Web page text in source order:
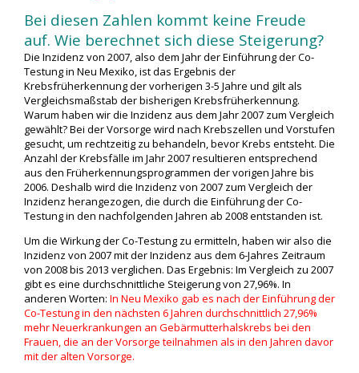
Bei diesen Zahlen kommt keine Freude
auf. Wie berechnet sich diese Steigerung?
Die Inzidenz von 2007, also dem Jahr der Einführung der Co-
Testung in Neu Mexiko, ist das Ergebnis der
Krebsfrüherkennung der vorherigen 3-5 Jahre und gilt als
Vergleichsmaßstab der bisherigen Krebsfrüherkennung.
Warum haben wir die Inzidenz aus dem Jahr 2007 zum Vergleich
gewählt? Bei der Vorsorge wird nach Krebszellen und Vorstufen
gesucht, um rechtzeitig zu behandeln, bevor Krebs entsteht. Die
Anzahl der Krebsfälle im Jahr 2007 resultieren entsprechend
aus den Früherkennungsprogrammen der vorigen Jahre bis
2006. Deshalb wird die Inzidenz von 2007 zum Vergleich der
Inzidenz herangezogen, die durch die Einführung der Co-
Testung in den nachfolgenden Jahren ab 2008 entstanden ist.
Um die Wirkung der Co-Testung zu ermitteln, haben wir also die
Inzidenz von 2007 mit der Inzidenz aus dem 6-Jahres Zeitraum
von 2008 bis 2013 verglichen. Das Ergebnis: Im Vergleich zu 2007
gibt es eine durchschnittliche Steigerung von 27,96%. In
anderen Worten: In Neu Mexiko gab es nach der Einführung der
Co-Testung in den nächsten 6 Jahren durchschnittlich 27,96%
mehr Neuerkrankungen an Gebärmutterhalskrebs bei den
Frauen, die an der Vorsorge teilnahmen als in den Jahren davor
mit der alten Vorsorge.